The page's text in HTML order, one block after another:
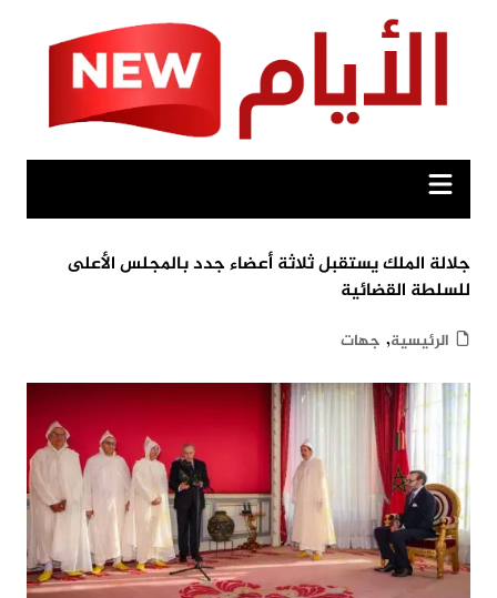
جلالة الملك يستقبل ثلاثة أعضاء جدد بالمجلس الأعلى
للسلطة القضائية
الرئيسية, جهات